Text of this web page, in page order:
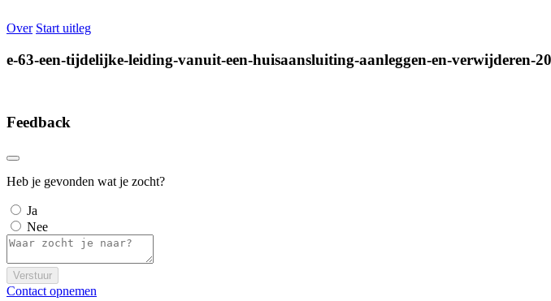
Over Start uitleg
e-63-een-tijdelijke-leiding-vanuit-een-huisaansluiting-aanleggen-en-verwijderen-
Feedback
Heb je gevonden wat je zocht?
Ja
Nee
Verstuur
Contact opnemen